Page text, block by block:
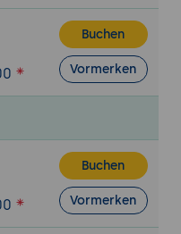
und
-
und die
Chain
von JIS in der
Buchen
Vormerken
Buchen
Vormerken